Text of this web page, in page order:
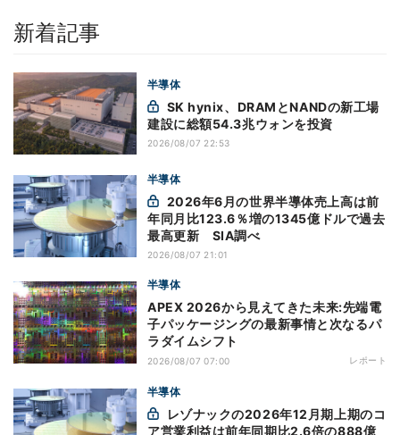
新着記事
半導体
建設に総額54.3兆ウォンを投資
2026/08/07 22:53
半導体
年同月比123.6％増の1345億ドルで過去
最高更新 SIA調べ
2026/08/07 21:01
半導体
APEX 2026から見えてきた未来:先端電
子パッケージングの最新事情と次なるパ
ラダイムシフト
2026/08/07 07:00 レポート
半導体
ア営業利益は前年同期比2.6倍の888億